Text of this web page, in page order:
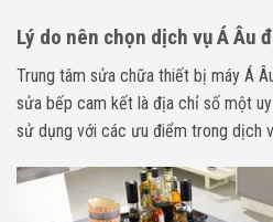
Lý do nên chọn dịch vụ Á Âu
Trung tâm sửa chữa thiết bị máy Á
sửa bếp cam kết là địa chỉ số một
sử dụng với các ưu điểm trong dịch